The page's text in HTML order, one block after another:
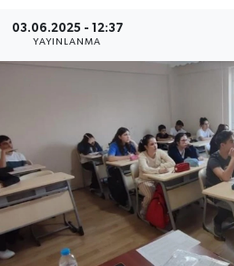
03.06.2025 - 12:37
YAYINLANMA